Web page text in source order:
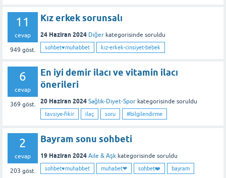
11
cevap
949 göst.
Kız erkek sorunsalı
24 Haziran 2024 Diğer kategorisinde soruldu
sohbet♥️muhabbet kız-erkek-cinsiyet-bebek
6
cevap
369 göst.
En iyi demir ilacı ve vitamin ilacı
önerileri
20 Haziran 2024 Sağlık-Diyet-Spor kategorisinde soruldu
tavsiye-fikir ilaç soru #bilgilendirme
2
cevap
203 göst.
Bayram sonu sohbeti
19 Haziran 2024 Aile & Aşk kategorisinde soruldu
sohbet♥️muhabbet muhabet❤ sohbet❤️ bayram